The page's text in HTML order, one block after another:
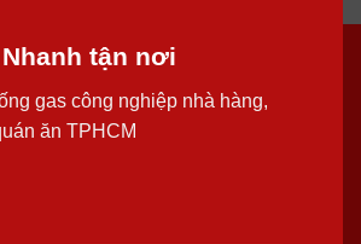
tận nơi
gas công nghiệp nhà hàng,
ăn TPHCM